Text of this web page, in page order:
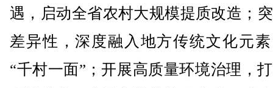
遇，启动全省农村大规模提质改造；
差异性，深度融入地方传统文化元
“千村一面”；开展高质量环境治理，